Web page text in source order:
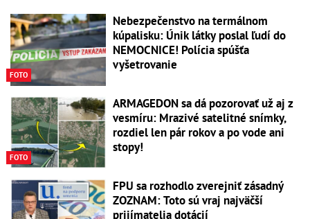
FOTO
Nebezpečenstvo na termálnom
kúpalisku: Únik látky poslal ľudí do
NEMOCNICE! Polícia spúšťa
vyšetrovanie
FOTO
ARMAGEDON sa dá pozorovať už aj z
vesmíru: Mrazivé satelitné snímky,
rozdiel len pár rokov a po vode ani
stopy!
FPU sa rozhodlo zverejniť zásadný
ZOZNAM: Toto sú vraj najväčší
prijímatelia dotácií